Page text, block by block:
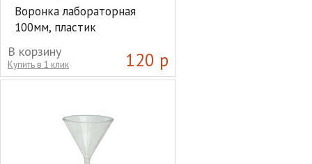
Воронка лабораторная
100мм, пластик
120 р
В корзину
Купить в 1 клик